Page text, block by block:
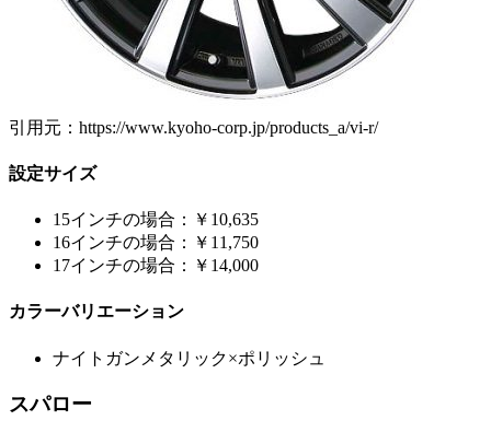
引用元：https://www.kyoho-corp.jp/products_a/vi-r/
設定サイズ
15インチの場合：￥10,635
16インチの場合：￥11,750
17インチの場合：￥14,000
カラーバリエーション
ナイトガンメタリック×ポリッシュ
スパロー